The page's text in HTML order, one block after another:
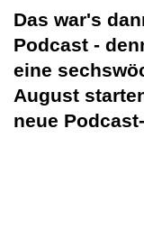
Das war's
Podcast -
eine
August
neue